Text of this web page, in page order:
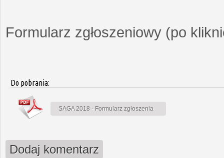
Formularz zgłoszeniowy (po
Do pobrania:
SAGA 2018 - Formularz zgłoszenia
Dodaj komentarz